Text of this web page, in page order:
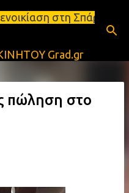
περιεχόμενο
Ενοικιάσεις
Grad.gr
πώληση στο